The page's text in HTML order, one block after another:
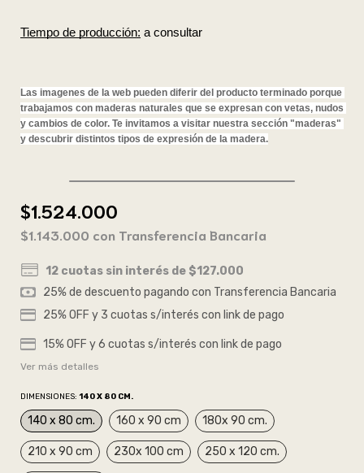
Tiempo de producción: a consultar
Las imagenes de la web pueden diferir del producto terminado porque
trabajamos con maderas naturales que se expresan con vetas, nudos
y cambios de color. Te invitamos a visitar nuestra sección "maderas"
y descubrir distintos tipos de expresión de la madera.
$1.524.000
$1.143.000 con Transferencia Bancaria
12 cuotas sin interés de $127.000
Ver más detalles
DIMENSIONES: 140 X 80 CM.
140 x 80 cm. 160 x 90 cm 180x 90 cm.
210 x 90 cm 230x 100 cm 250 x 120 cm.